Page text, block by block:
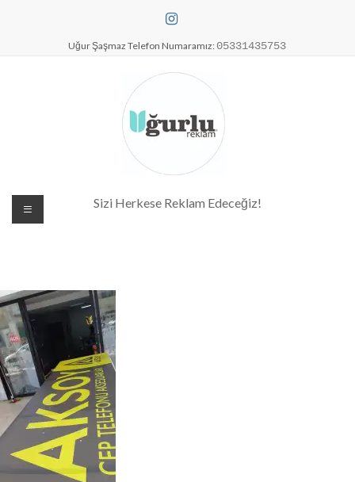
Uğur Şaşmaz Telefon Numaramız: 05331435753
Dijital Baskı Merkezi| Antalya
Reklam Baskı| Antalya Tabela
Sizi Herkese Reklam Edeceğiz!